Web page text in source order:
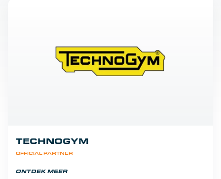
OFFICIAL PARTNER
TECHNOGYM
ONTDEK MEER